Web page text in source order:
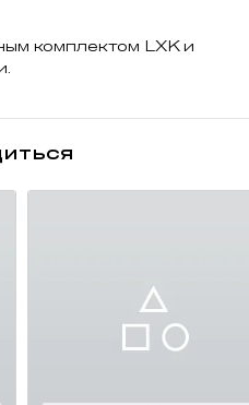
комплектом LXK и